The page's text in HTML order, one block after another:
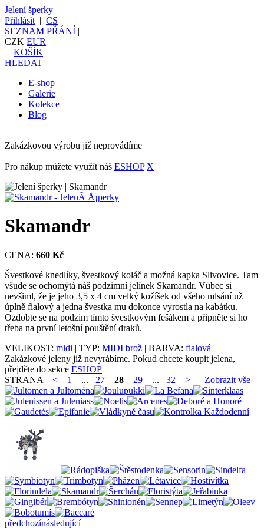
Jelení šperky
Přihlásit | CS
SEZNAM PŘÁNÍ |
CZK EUR
| KOŠÍK
HLEDAT
E-shop
Galerie
Kolekce
Blog
Zakázkovou výrobu již neprovádíme
Pro nákup můžete využít náš ESHOP X
Skamandr
CENA: 660 Kč
Švestkové knedlíky, švestkový koláč a možná kapka Slivovice. Tam
všude se ochomýtá náš podzimní jelínek Skamandr. Vůbec si
nevšiml, že je jeho 3,5 x 4 cm velký kožíšek od všeho mlsání už
úplně fialový a jedna švestka mu dokonce vyrostla na kabátku.
Ozdobte se na podzim tímto švestkovým fešákem a připněte si ho
třeba na první letošní pouštění draků.
VELIKOST: midi | TYP: MIDI brož | BARVA: fialová
Zakázkové jeleny již nevyrábíme. Pokud chcete koupit jelena,
přejděte do sekce ESHOP
STRANA
< 1 ... 27 28 29 ... 32 > Zobrazit vše
předchozínásledující